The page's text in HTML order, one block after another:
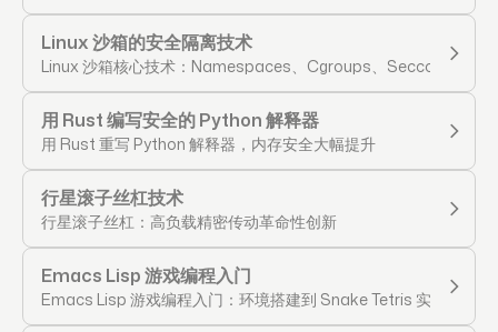
Linux 沙箱的安全隔离技术
Linux 沙箱核心技术：Namespaces、Cgroups、Seccomp 隔离
用 Rust 编写安全的 Python 解释器
用 Rust 重写 Python 解释器，内存安全大幅提升
行星滚子丝杠技术
行星滚子丝杠：高负载精密传动革命性创新
Emacs Lisp 游戏编程入门
Emacs Lisp 游戏编程入门：环境搭建到 Snake Tetris 实战